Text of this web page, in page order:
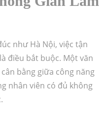
như Hà Nội, việc tận
điều bắt buộc. Một văn
bằng giữa công năng
nhân viên có đủ không